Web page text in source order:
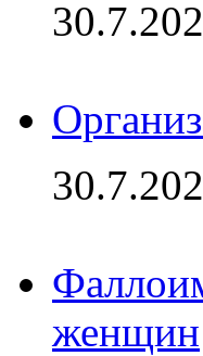
женщин